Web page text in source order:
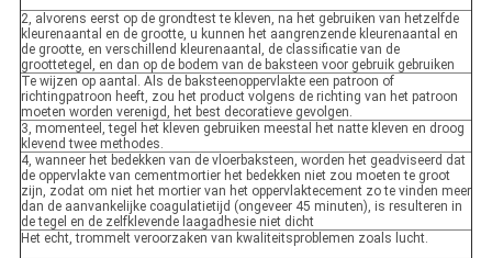
2, alvorens eerst op de grondtest te kleven, na het gebruiken van hetzelfde
kleurenaantal en de grootte, u kunnen het aangrenzende kleurenaantal en
de grootte, en verschillend kleurenaantal, de classificatie van de
groottetegel, en dan op de bodem van de baksteen voor gebruik gebruiken
Te wijzen op aantal. Als de baksteenoppervlakte een patroon of
richtingpatroon heeft, zou het product volgens de richting van het patroon
moeten worden verenigd, het best decoratieve gevolgen.
3, momenteel, tegel het kleven gebruiken meestal het natte kleven en droog
klevend twee methodes.
4, wanneer het bedekken van de vloerbaksteen, worden het geadviseerd dat
de oppervlakte van cementmortier het bedekken niet zou moeten te groot
zijn, zodat om niet het mortier van het oppervlaktecement zo te vinden meer
dan de aanvankelijke coagulatietijd (ongeveer 45 minuten), is resulteren in
de tegel en de zelfklevende laagadhesie niet dicht
Het echt, trommelt veroorzaken van kwaliteitsproblemen zoals lucht.